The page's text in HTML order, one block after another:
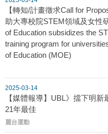
【轉知/計畫徵求Call for
助大專校院STEM領域及女性
of Education subsidizes the
training program for
of Education (MOE)
2025-03-14
【媒體報導】UBL》擋下明
21年最佳
麗台運動